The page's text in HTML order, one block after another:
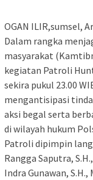
OGAN ILIR,sumsel,
Dalam rangka
masyarakat
kegiatan Patroli
sekira pukul 23.00
mengantisipasi
aksi begal serta
di wilayah hukum
Patroli dipimpin
Rangga Saputra,
Indra Gunawan,